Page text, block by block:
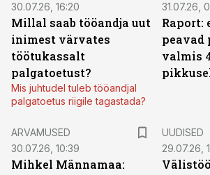
30.07.26, 16:20
Millal saab tööandja uut
inimest värvates
töötukassalt
palgatoetust?
Mis juhtudel tuleb tööandjal
palgatoetus riigile tagastada?
31.07.26,
Raport:
peavad
valmis
ARVAMUSED
30.07.26, 10:39
Mihkel Männamaa:
UUDISED
29.07.26,